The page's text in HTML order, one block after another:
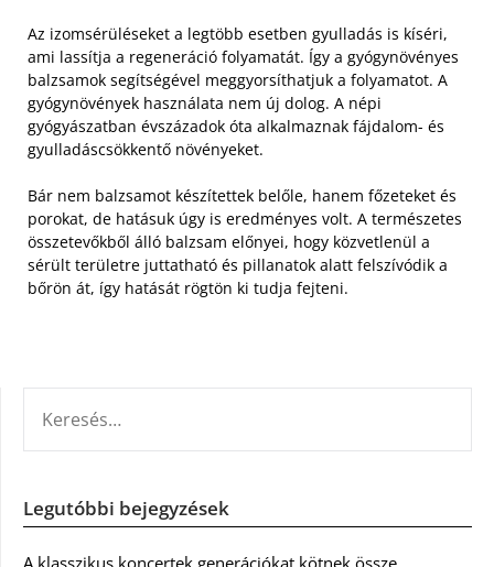
Az izomsérüléseket a legtöbb esetben gyulladás is kíséri,
ami lassítja a regeneráció folyamatát. Így a gyógynövényes
balzsamok segítségével meggyorsíthatjuk a folyamatot. A
gyógynövények használata nem új dolog. A népi
gyógyászatban évszázadok óta alkalmaznak fájdalom- és
gyulladáscsökkentő növényeket.
Bár nem balzsamot készítettek belőle, hanem főzeteket és
porokat, de hatásuk úgy is eredményes volt. A természetes
összetevőkből álló balzsam előnyei, hogy közvetlenül a
sérült területre juttatható és pillanatok alatt felszívódik a
bőrön át, így hatását rögtön ki tudja fejteni.
Legutóbbi bejegyzések